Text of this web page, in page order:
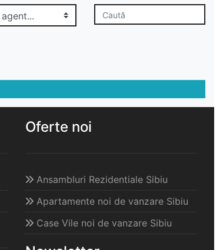
Oferte noi
Ansambluri Rezidentiale Sibiu
Apartamente noi de vanzare Sibiu
Case Vile noi de vanzare Sibiu